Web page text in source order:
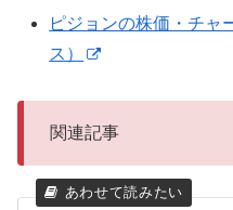
ピジョンの株価・チャ
ス）
関連記事